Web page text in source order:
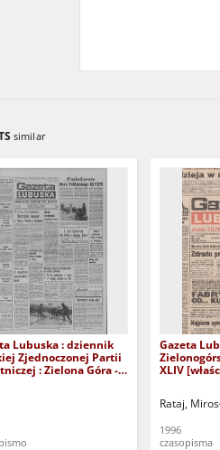
similar
Lubuska : dziennik
Zjednoczonej Partii
: Zielona Góra -
Gazeta
XLIV
Rataj,
1996
czasopisma